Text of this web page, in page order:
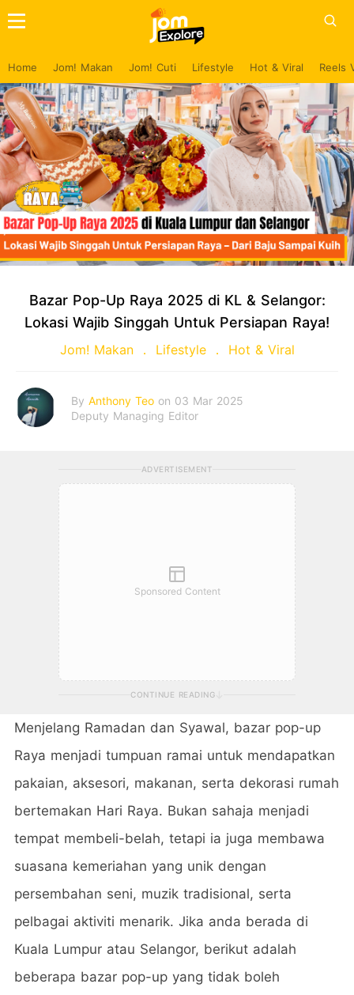
Home Jom! Makan Jom! Cuti Lifestyle Hot & Viral Reels
Bazar Pop-Up Raya 2025 di KL & Selangor:
Lokasi Wajib Singgah Untuk Persiapan Raya!
Jom! Makan Lifestyle Hot & Viral
By Anthony Teo on 03 Mar 2025
Deputy Managing Editor
ADVERTISEMENT
Sponsored Content
CONTINUE READING
Menjelang Ramadan dan Syawal, bazar pop-up
Raya menjadi tumpuan ramai untuk mendapatkan
pakaian, aksesori, makanan, serta dekorasi rumah
bertemakan Hari Raya. Bukan sahaja menjadi
tempat membeli-belah, tetapi ia juga membawa
suasana kemeriahan yang unik dengan
persembahan seni, muzik tradisional, serta
pelbagai aktiviti menarik. Jika anda berada di
Kuala Lumpur atau Selangor, berikut adalah
beberapa bazar pop-up yang tidak boleh